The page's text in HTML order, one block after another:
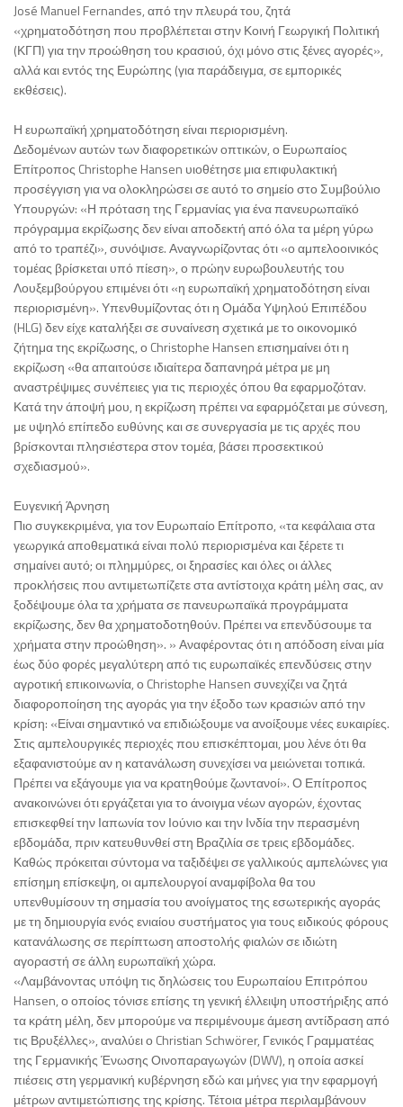
José Manuel Fernandes, από την πλευρά του, ζητά
«χρηματοδότηση που προβλέπεται στην Κοινή Γεωργική Πολιτική
(ΚΓΠ) για την προώθηση του κρασιού, όχι μόνο στις ξένες αγορές»,
αλλά και εντός της Ευρώπης (για παράδειγμα, σε εμπορικές
εκθέσεις).
Η ευρωπαϊκή χρηματοδότηση είναι περιορισμένη.
Δεδομένων αυτών των διαφορετικών οπτικών, ο Ευρωπαίος
Επίτροπος Christophe Hansen υιοθέτησε μια επιφυλακτική
προσέγγιση για να ολοκληρώσει σε αυτό το σημείο στο Συμβούλιο
Υπουργών: «Η πρόταση της Γερμανίας για ένα πανευρωπαϊκό
πρόγραμμα εκρίζωσης δεν είναι αποδεκτή από όλα τα μέρη γύρω
από το τραπέζι», συνόψισε. Αναγνωρίζοντας ότι «ο αμπελοοινικός
τομέας βρίσκεται υπό πίεση», ο πρώην ευρωβουλευτής του
Λουξεμβούργου επιμένει ότι «η ευρωπαϊκή χρηματοδότηση είναι
περιορισμένη». Υπενθυμίζοντας ότι η Ομάδα Υψηλού Επιπέδου
(HLG) δεν είχε καταλήξει σε συναίνεση σχετικά με το οικονομικό
ζήτημα της εκρίζωσης, ο Christophe Hansen επισημαίνει ότι η
εκρίζωση «θα απαιτούσε ιδιαίτερα δαπανηρά μέτρα με μη
αναστρέψιμες συνέπειες για τις περιοχές όπου θα εφαρμοζόταν.
Κατά την άποψή μου, η εκρίζωση πρέπει να εφαρμόζεται με σύνεση,
με υψηλό επίπεδο ευθύνης και σε συνεργασία με τις αρχές που
βρίσκονται πλησιέστερα στον τομέα, βάσει προσεκτικού
σχεδιασμού».
Ευγενική Άρνηση
Πιο συγκεκριμένα, για τον Ευρωπαίο Επίτροπο, «τα κεφάλαια στα
γεωργικά αποθεματικά είναι πολύ περιορισμένα και ξέρετε τι
σημαίνει αυτό; οι πλημμύρες, οι ξηρασίες και όλες οι άλλες
προκλήσεις που αντιμετωπίζετε στα αντίστοιχα κράτη μέλη σας, αν
ξοδέψουμε όλα τα χρήματα σε πανευρωπαϊκά προγράμματα
εκρίζωσης, δεν θα χρηματοδοτηθούν. Πρέπει να επενδύσουμε τα
χρήματα στην προώθηση». » Αναφέροντας ότι η απόδοση είναι μία
έως δύο φορές μεγαλύτερη από τις ευρωπαϊκές επενδύσεις στην
αγροτική επικοινωνία, ο Christophe Hansen συνεχίζει να ζητά
διαφοροποίηση της αγοράς για την έξοδο των κρασιών από την
κρίση: «Είναι σημαντικό να επιδιώξουμε να ανοίξουμε νέες ευκαιρίες.
Στις αμπελουργικές περιοχές που επισκέπτομαι, μου λένε ότι θα
εξαφανιστούμε αν η κατανάλωση συνεχίσει να μειώνεται τοπικά.
Πρέπει να εξάγουμε για να κρατηθούμε ζωντανοί». Ο Επίτροπος
ανακοινώνει ότι εργάζεται για το άνοιγμα νέων αγορών, έχοντας
επισκεφθεί την Ιαπωνία τον Ιούνιο και την Ινδία την περασμένη
εβδομάδα, πριν κατευθυνθεί στη Βραζιλία σε τρεις εβδομάδες.
Καθώς πρόκειται σύντομα να ταξιδέψει σε γαλλικούς αμπελώνες για
επίσημη επίσκεψη, οι αμπελουργοί αναμφίβολα θα του
υπενθυμίσουν τη σημασία του ανοίγματος της εσωτερικής αγοράς
με τη δημιουργία ενός ενιαίου συστήματος για τους ειδικούς φόρους
κατανάλωσης σε περίπτωση αποστολής φιαλών σε ιδιώτη
αγοραστή σε άλλη ευρωπαϊκή χώρα.
«Λαμβάνοντας υπόψη τις δηλώσεις του Ευρωπαίου Επιτρόπου
Hansen, ο οποίος τόνισε επίσης τη γενική έλλειψη υποστήριξης από
τα κράτη μέλη, δεν μπορούμε να περιμένουμε άμεση αντίδραση από
τις Βρυξέλλες», αναλύει ο Christian Schwörer, Γενικός Γραμματέας
της Γερμανικής Ένωσης Οινοπαραγωγών (DWV), η οποία ασκεί
πιέσεις στη γερμανική κυβέρνηση εδώ και μήνες για την εφαρμογή
μέτρων αντιμετώπισης της κρίσης. Τέτοια μέτρα περιλαμβάνουν